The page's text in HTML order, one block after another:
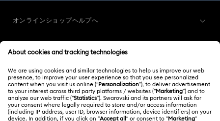
オンラインショップヘルプへ
ご注文状況
ギフトカード残高
配送
新規登録
Swarovski Club
スワロフスキーについて